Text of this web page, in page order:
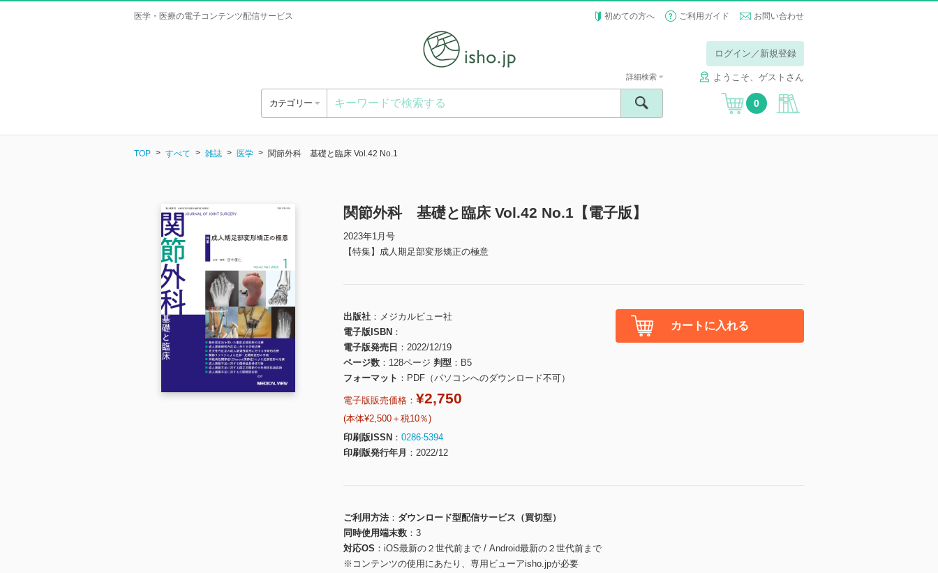
医学・医療の電子コンテンツ配信サービス 初めての方へ ご利用ガイド お問い合わせ
ログイン／新規登録
ようこそ、ゲストさん
カテゴリー
詳細検索
0
TOP すべて 雑誌 医学 関節外科 基礎と臨床 Vol.42 No.1
関節外科 基礎と臨床 Vol.42 No.1【電子版】
2023年1月号
【特集】成人期足部変形矯正の極意
出版社
メジカルビュー社
電子版ISBN
電子版発売日
2022/12/19
ページ数
128ページ 判型
B5
フォーマット
PDF（パソコンへのダウンロード不可）
電子版販売価格： ¥2,750
(本体¥2,500＋税10％)
印刷版ISSN
0286-5394
印刷版発行年月
2022/12
カートに入れる
ご利用方法
ダウンロード型配信サービス（買切型）
同時使用端末数
3
対応OS
iOS最新の２世代前まで / Android最新の２世代前まで
※コンテンツの使用にあたり、専用ビューアisho.jpが必要